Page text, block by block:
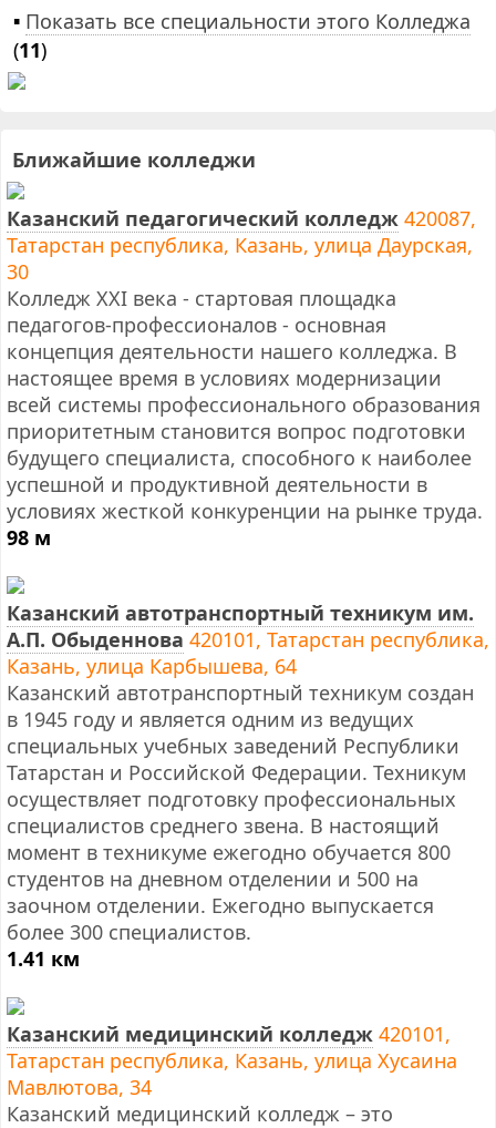
▪ Показать все специальности этого Колледжа
(11)
Ближайшие колледжи
Казанский педагогический колледж 420087,
Татарстан республика, Казань, улица Даурская,
30
Колледж XXI века - стартовая площадка
педагогов-профессионалов - основная
концепция деятельности нашего колледжа. В
настоящее время в условиях модернизации
всей системы профессионального образования
приоритетным становится вопрос подготовки
будущего специалиста, способного к наиболее
успешной и продуктивной деятельности в
условиях жесткой конкуренции на рынке труда.
98 м
Казанский автотранспортный техникум им.
А.П. Обыденнова 420101, Татарстан республика,
Казань, улица Карбышева, 64
Казанский автотранспортный техникум создан
в 1945 году и является одним из ведущих
специальных учебных заведений Республики
Татарстан и Российской Федерации. Техникум
осуществляет подготовку профессиональных
специалистов среднего звена. В настоящий
момент в техникуме ежегодно обучается 800
студентов на дневном отделении и 500 на
заочном отделении. Ежегодно выпускается
более 300 специалистов.
1.41 км
Казанский медицинский колледж 420101,
Татарстан республика, Казань, улица Хусаина
Мавлютова, 34
Казанский медицинский колледж – это